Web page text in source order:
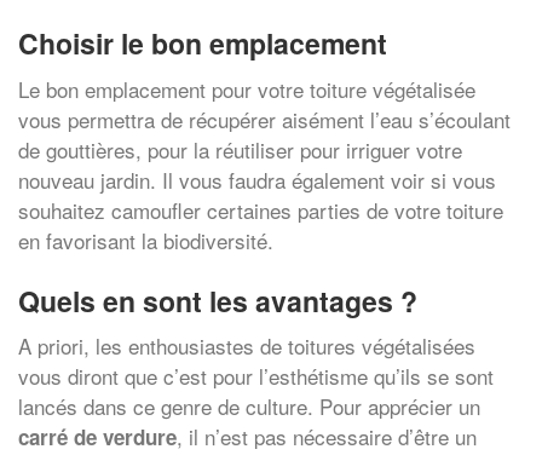
Choisir le bon emplacement
Le bon emplacement pour votre toiture végétalisée
vous permettra de récupérer aisément l’eau s’écoulant
de gouttières, pour la réutiliser pour irriguer votre
nouveau jardin. Il vous faudra également voir si vous
souhaitez camoufler certaines parties de votre toiture
en favorisant la biodiversité.
Quels en sont les avantages ?
A priori, les enthousiastes de toitures végétalisées
vous diront que c’est pour l’esthétisme qu’ils se sont
lancés dans ce genre de culture. Pour apprécier un
carré de verdure, il n’est pas nécessaire d’être un